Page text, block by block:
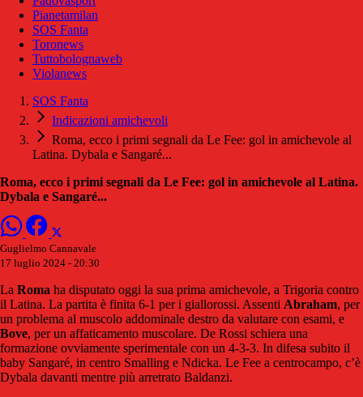
Pianetamilan
SOS Fanta
Toronews
Tuttobolognaweb
Violanews
SOS Fanta
Indicazioni amichevoli
Roma, ecco i primi segnali da Le Fee: gol in amichevole al
Latina. Dybala e Sangaré...
Roma, ecco i primi segnali da Le Fee: gol in amichevole al Latina.
Dybala e Sangaré...
Guglielmo Cannavale
17 luglio 2024 - 20:30
La Roma ha disputato oggi la sua prima amichevole, a Trigoria contro
il Latina. La partita è finita 6-1 per i giallorossi. Assenti Abraham, per
un problema al muscolo addominale destro da valutare con esami, e
Bove, per un affaticamento muscolare. De Rossi schiera una
formazione ovviamente sperimentale con un 4-3-3. In difesa subito il
baby Sangaré, in centro Smalling e Ndicka. Le Fee a centrocampo, c’è
Dybala davanti mentre più arretrato Baldanzi.